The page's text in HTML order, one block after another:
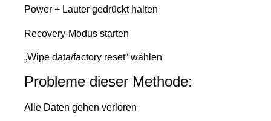
Power + Lauter gedrückt halten
Recovery-Modus starten
„Wipe data/factory reset“ wählen
Probleme dieser Methode:
Alle Daten gehen verloren